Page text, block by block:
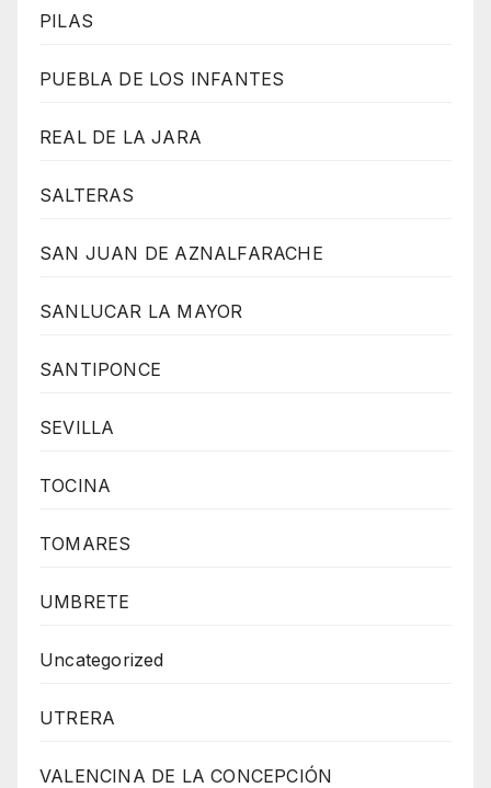
PILAS
PUEBLA DE LOS INFANTES
REAL DE LA JARA
SALTERAS
SAN JUAN DE AZNALFARACHE
SANLUCAR LA MAYOR
SANTIPONCE
SEVILLA
TOCINA
TOMARES
UMBRETE
Uncategorized
UTRERA
VALENCINA DE LA CONCEPCIÓN